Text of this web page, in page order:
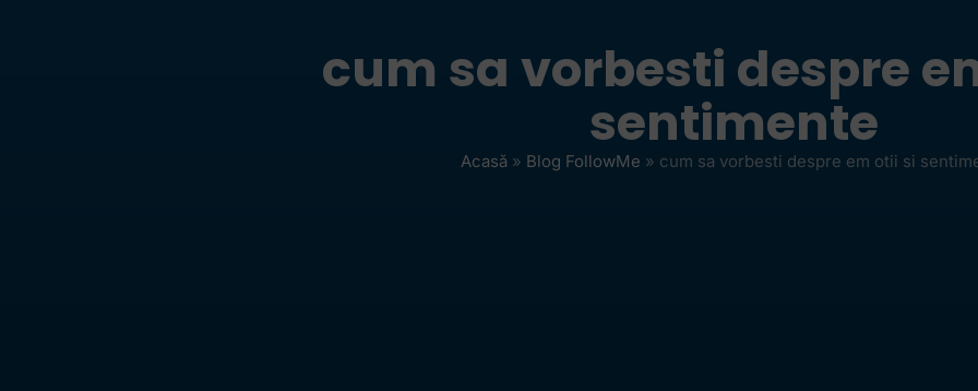
cum sa vorbesti despre
sentimente
Acasă » Blog FollowMe » cum sa vorbesti despre em otii si